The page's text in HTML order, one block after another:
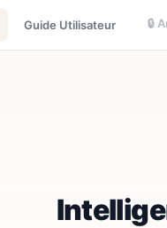
Guide Utilisateur 🔒